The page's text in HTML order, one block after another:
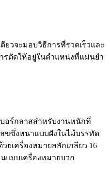
ยวจะมอบวิธีการที่รวดเร็วและ
รตัดให้อยู่ในตำแหน่งที่แม่นยำ
อร์กลาสสำหรับงานหนักที่
ขซึ่งหนาแบบฝังในไม้บรรทัด
ยเครื่องหมายสลักเกลียว 16
แบบเครื่องหมายบวก